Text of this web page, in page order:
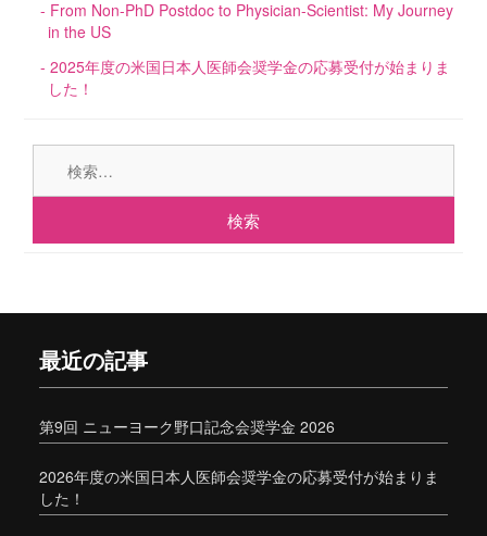
From Non-PhD Postdoc to Physician-Scientist: My Journey
in the US
2025年度の米国日本人医師会奨学金の応募受付が始まりま
した！
最近の記事
第9回 ニューヨーク野口記念会奨学金 2026
2026年度の米国日本人医師会奨学金の応募受付が始まりま
した！